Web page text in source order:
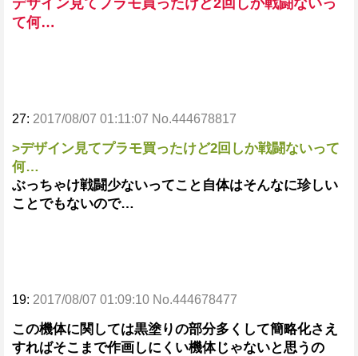
デザイン見てプラモ買ったけど2回しか戦闘ないっ
て何…
27: 2017/08/07 01:11:07 No.444678817
>デザイン見てプラモ買ったけど2回しか戦闘ないって
何…
ぶっちゃけ戦闘少ないってこと自体はそんなに珍しい
ことでもないので…
19: 2017/08/07 01:09:10 No.444678477
この機体に関しては黒塗りの部分多くして簡略化さえ
すればそこまで作画しにくい機体じゃないと思うの